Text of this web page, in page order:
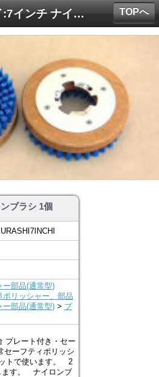
リンレイ:7インチ ナイロンブラシ 1個
ブラシ 1個
ー部品(通常型)
ポリッシャー、部品
ー部品(通常型) > ブ
プレート付き・セー
ーフティポリッシ
トで使います。 2
ます。 ナイロンブ
TOPへ